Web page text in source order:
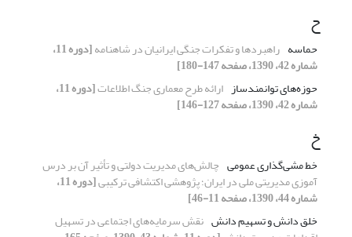
ح
حماسه راهبردها و تفکرات جنگی ایرانیان در شاهنامه [دوره 11،
شماره 42، 1390، صفحه 147-180]
حوزه‌های توانمند‌ساز ارائه طرح معماری جنگ اطلاعات [دوره 11،
شماره 42، 1390، صفحه 127-146]
خ
خط مشی‌گذاری عمومی چالش‌های مدیریت دولتی و تأثیر آن بر درس
آموزی مدیریتی ملی در ایران؛ پژوهشی اکتشافی ترکیبی [دوره 11،
شماره 44، 1390، صفحه 11-46]
خلق دانش و تسهیم دانش نقش سرمایه‌های اجتماعی در تسهیل